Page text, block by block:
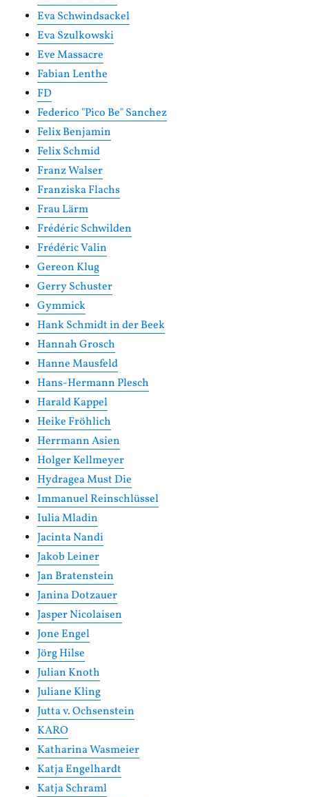
Eva Schwindsackel
Eva Szulkowski
Eve Massacre
Fabian Lenthe
FD
Federico "Pico Be" Sanchez
Felix Benjamin
Felix Schmid
Franz Walser
Franziska Flachs
Frau Lärm
Frédéric Schwilden
Frédéric Valin
Gereon Klug
Gerry Schuster
Gymmick
Hank Schmidt in der Beek
Hannah Grosch
Hanne Mausfeld
Hans-Hermann Plesch
Harald Kappel
Heike Fröhlich
Herrmann Asien
Holger Kellmeyer
Hydragea Must Die
Immanuel Reinschlüssel
Iulia Mladin
Jacinta Nandi
Jakob Leiner
Jan Bratenstein
Janina Dotzauer
Jasper Nicolaisen
Jone Engel
Jörg Hilse
Julian Knoth
Juliane Kling
Jutta v. Ochsenstein
KARO
Katharina Wasmeier
Katja Engelhardt
Katja Schraml